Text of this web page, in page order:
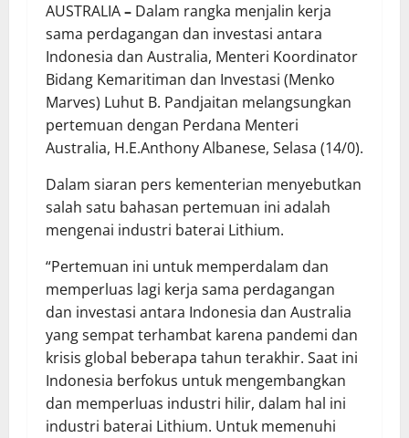
AUSTRALIA– Dalam rangka menjalin kerja
sama perdagangan dan investasi antara
Indonesia dan Australia, Menteri Koordinator
Bidang Kemaritiman dan Investasi (Menko
Marves) Luhut B. Pandjaitan melangsungkan
pertemuan dengan Perdana Menteri
Australia, H.E.Anthony Albanese, Selasa (14/0).
Dalam siaran pers kementerian menyebutkan
salah satu bahasan pertemuan ini adalah
mengenai industri baterai Lithium.
“Pertemuan ini untuk memperdalam dan
memperluas lagi kerja sama perdagangan
dan investasi antara Indonesia dan Australia
yang sempat terhambat karena pandemi dan
krisis global beberapa tahun terakhir. Saat ini
Indonesia berfokus untuk mengembangkan
dan memperluas industri hilir, dalam hal ini
industri baterai Lithium. Untuk memenuhi